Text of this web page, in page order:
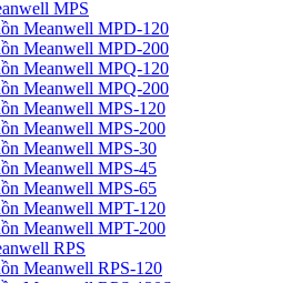
MPS
Meanwell MPD-120
Meanwell MPD-200
Meanwell MPQ-120
Meanwell MPQ-200
Meanwell MPS-120
Meanwell MPS-200
Meanwell MPS-30
Meanwell MPS-45
Meanwell MPS-65
Meanwell MPT-120
Meanwell MPT-200
RPS
Meanwell RPS-120